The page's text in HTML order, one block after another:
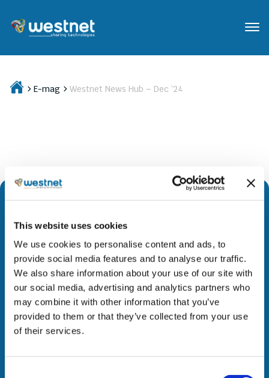
This website uses cookies
We use cookies to personalise content and ads, to
provide social media features and to analyse our traffic.
We also share information about your use of our site with
our social media, advertising and analytics partners who
may combine it with other information that you’ve
provided to them or that they’ve collected from your use
of their services.
E-mag Westnet News Hub – Dec ’24
καινοτόμους λύσεις σε όλες τις αγορές όπου
δραστηριοποιούμαστε. Μέσα από στρατηγικές
συνεργασίες, φέρνουμε προστιθέμενη αξία στους
ανθρώπους μας, τα ενδιαφερόμενα μέρη μας και την
κοινωνία.